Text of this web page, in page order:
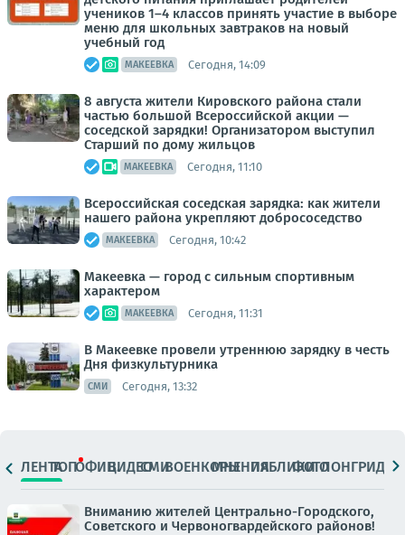
учеников 1–4 классов принять участие в выборе
меню для школьных завтраков на новый
учебный год
МАКЕЕВКА Сегодня, 14:09
8 августа жители Кировского района стали
частью большой Всероссийской акции —
соседской зарядки! Организатором выступил
Старший по дому жильцов
МАКЕЕВКА Сегодня, 11:10
Всероссийская соседская зарядка: как жители
нашего района укрепляют добрососедство
МАКЕЕВКА Сегодня, 10:42
Макеевка — город с сильным спортивным
характером
МАКЕЕВКА Сегодня, 11:31
В Макеевке провели утреннюю зарядку в честь
Дня физкультурника
СМИ Сегодня, 13:32
ЛЕНТАТОПОФИЦ.ВИДЕОСМИВОЕНКОРЫМНЕНИЯПАБЛИКИ
ФОТОЛОНГРИДЫ
Вниманию жителей Центрально-Городского,
Советского и Червоногвардейского районов!